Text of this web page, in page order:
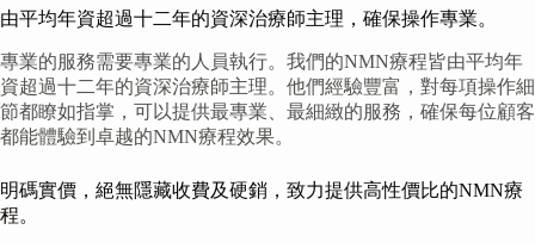
由平均年資超過十二年的資深治療師主理，確保操作專業。
專業的服務需要專業的人員執行。我們的NMN療程皆由平均年
資超過十二年的資深治療師主理。他們經驗豐富，對每項操作細
節都瞭如指掌，可以提供最專業、最細緻的服務，確保每位顧客
都能體驗到卓越的NMN療程效果。
明碼實價，絕無隱藏收費及硬銷，致力提供高性價比的NMN療
程。